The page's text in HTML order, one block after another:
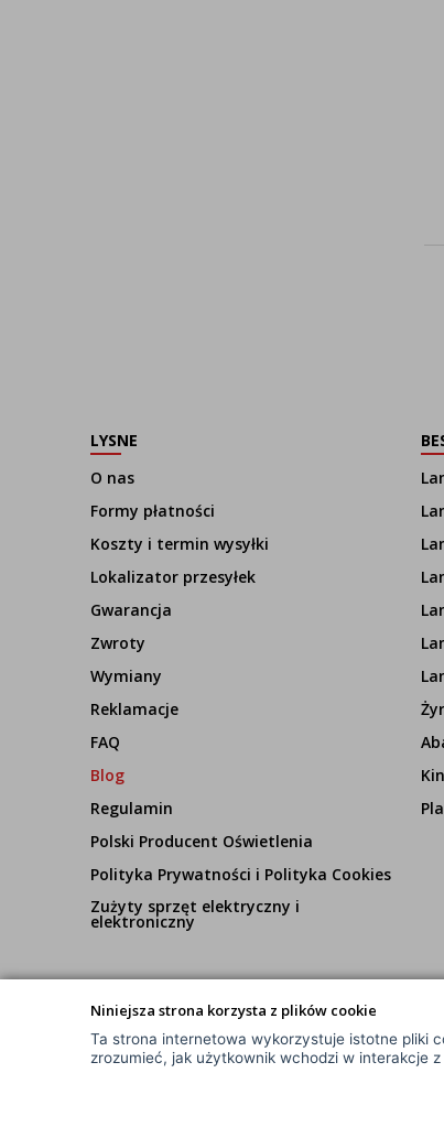
Niniejsza strona korzysta z plików cookie
Ta strona internetowa wykorzystuje istotne pliki
zrozumieć, jak użytkownik wchodzi w interakcje
LYSNE
O nas
Formy płatności
Koszty i termin wysyłki
Lokalizator przesyłek
Gwarancja
Zwroty
Wymiany
Reklamacje
FAQ
Blog
Regulamin
Polski Producent Oświetlenia
Polityka Prywatności i Polityka Cookies
Zużyty sprzęt elektryczny i
elektroniczny
© Wszelkie Prawa Zastrzeżone